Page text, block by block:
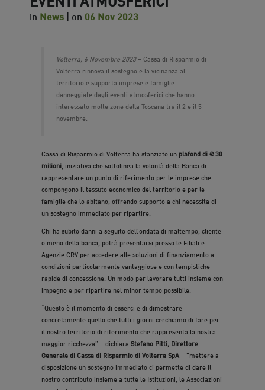
in News | on 06 Nov 2023
Volterra, 6 Novembre 2023– Cassa di Risparmio di
Volterra rinnova il sostegno e la vicinanza al
territorio e supporta imprese e famiglie
danneggiate dagli eventi atmosferici che hanno
interessato molte zone della Toscana tra il 2 e il 5
novembre.
Cassa di Risparmio di Volterra ha stanziato un plafond di € 30
milioni , iniziativa che sottolinea la volontà della Banca di
rappresentare un punto di riferimento per le imprese che
compongono il tessuto economico del territorio e per le
famiglie che lo abitano, offrendo supporto a chi necessita di
un sostegno immediato per ripartire.
Chi ha subito danni a seguito dell’ondata di maltempo, cliente
o meno della banca, potrà presentarsi presso le Filiali e
Agenzie CRV per accedere alle soluzioni di finanziamento a
condizioni particolarmente vantaggiose e con tempistiche
rapide di concessione. Un modo per lavorare tutti insieme con
impegno e per ripartire nel minor tempo possibile.
“Questo è il momento di esserci e di dimostrare
concretamente quello che tutti i giorni cerchiamo di fare per
il nostro territorio di riferimento che rappresenta la nostra
maggior ricchezza” – dichiara Stefano Pitti, Direttore
Generale di Cassa di Risparmio di Volterra SpA– “mettere a
disposizione un sostegno immediato ci permette di dare il
nostro contributo insieme a tutte le Istituzioni, le Associazioni